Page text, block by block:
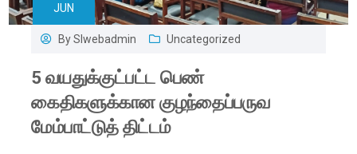
JUN
BySlwebadmin Uncategorized
5 வயதுக்குட்பட்ட பெண்
கைதிகளுக்கான குழந்தைப்பருவ
மேம்பாட்டுத் திட்டம்